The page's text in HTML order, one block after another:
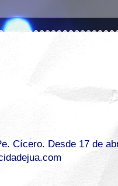
Cícero. Desde 17 de